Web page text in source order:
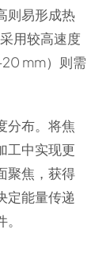
则易形成热
用较高速度
mm）则需
分布。将焦
工中实现更
聚焦，获得
定能量传递